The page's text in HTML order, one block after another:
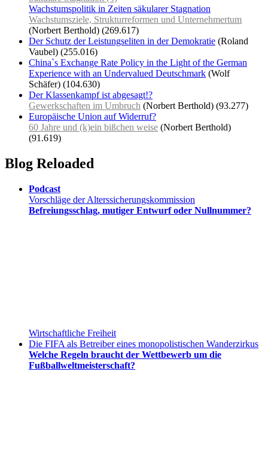
Wachstumspolitik in Zeiten säkularer Stagnation
Wachstumsziele, Strukturreformen und Unternehmertum
(Norbert Berthold) (269.617)
Der Schutz der Leistungseliten in der Demokratie (Roland
Vaubel) (255.016)
China`s Exchange Rate Policy in the Light of the German
Experience with an Undervalued Deutschmark (Wolf
Schäfer) (104.630)
Der Klassenkampf ist abgesagt!?
Gewerkschaften im Umbruch (Norbert Berthold) (93.277)
Europäische Union auf Widerruf?
60 Jahre und (k)ein bißchen weise (Norbert Berthold)
(91.619)
Blog Reloaded
Podcast
Vorschläge der Alterssicherungskommission
Befreiungsschlag, mutiger Entwurf oder Nullnummer?
Wirtschaftliche Freiheit
Die FIFA als Betreiber eines monopolistischen Wanderzirkus
Welche Regeln braucht der Wettbewerb um die
Fußballweltmeisterschaft?